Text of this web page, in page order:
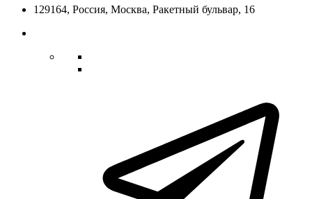
129164, Россия, Москва, Ракетный бульвар, 16